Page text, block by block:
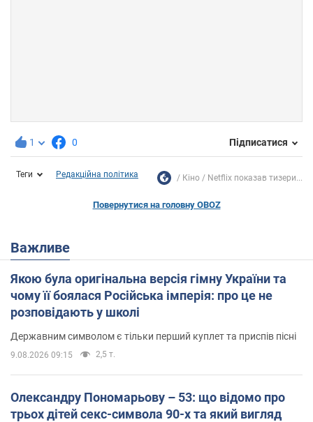
1 0 Підписатися
Теги Редакційна політика Кіно Netflix показав тизери...
Повернутися на головну OBOZ
Важливе
Якою була оригінальна версія гімну України та
чому її боялася Російська імперія: про це не
розповідають у школі
Державним символом є тільки перший куплет та приспів пісні
9.08.2026 09:15 2,5 т.
Олександру Пономарьову – 53: що відомо про
трьох дітей секс-символа 90-х та який вигляд